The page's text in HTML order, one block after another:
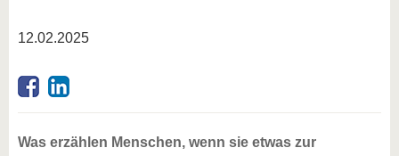
12.02.2025
Was erzählen Menschen, wenn sie etwas zur